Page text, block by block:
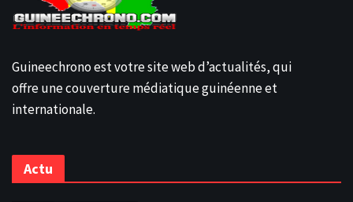
Guineechrono est votre site web d’actualités, qui
offre une couverture médiatique guinéenne et
internationale.
Actu